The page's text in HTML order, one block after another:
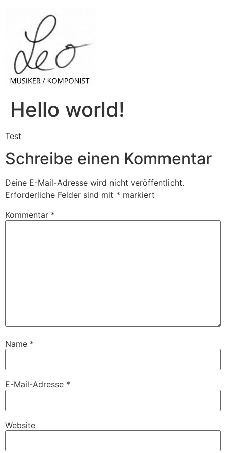
Hello world!
Test
Schreibe einen Kommentar
Deine E-Mail-Adresse wird nicht veröffentlicht.
Erforderliche Felder sind mit * markiert
Kommentar *
Name *
E-Mail-Adresse *
Website